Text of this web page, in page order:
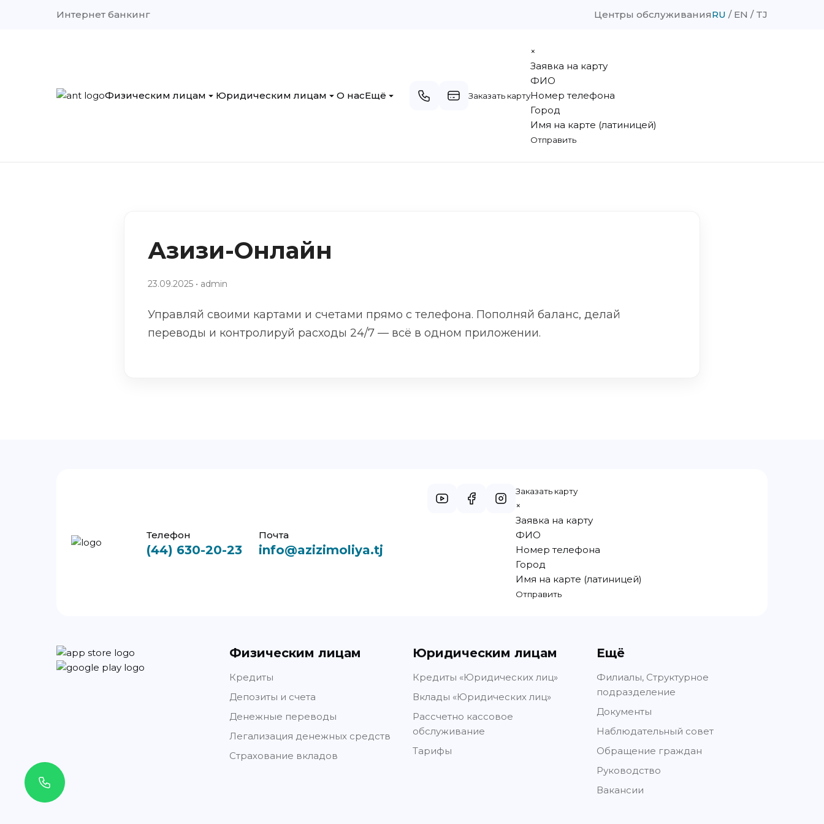
Интернет банкинг Центры обслуживанияRU EN TJ
Физическим лицам Юридическим лицам О насЕщё Заказать карту
×
Заявка на карту
ФИО
Номер телефона
Город
Имя на карте (латиницей)
Отправить
Азизи-Онлайн
23.09.2025 • admin
Управляй своими картами и счетами прямо с телефона. Пополняй баланс, делай
переводы и контролируй расходы 24/7 — всё в одном приложении.
Телефон
(44) 630-20-23
Почта
info@azizimoliya.tj
Заказать карту
×
Заявка на карту
ФИО
Номер телефона
Город
Имя на карте (латиницей)
Отправить
Физическим лицам
Кредиты
Депозиты и счета
Денежные переводы
Легализация денежных средств
Страхование вкладов
Юридическим лицам
Кредиты «Юридических лиц»
Вклады «Юридических лиц»
Рассчетно кассовое
обслуживание
Тарифы
Ещё
Филиалы, Структурное
подразделение
Документы
Наблюдательный совет
Обращение граждан
Руководство
Вакансии